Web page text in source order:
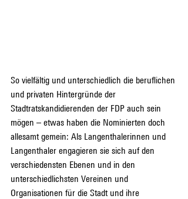
So vielfältig und unterschiedlich die beruflichen
und privaten Hintergründe der
Stadtratskandidierenden der FDP auch sein
mögen – etwas haben die Nominierten doch
allesamt gemein: Als Langenthalerinnen und
Langenthaler engagieren sie sich auf den
verschiedensten Ebenen und in den
unterschiedlichsten Vereinen und
Organisationen für die Stadt und ihre